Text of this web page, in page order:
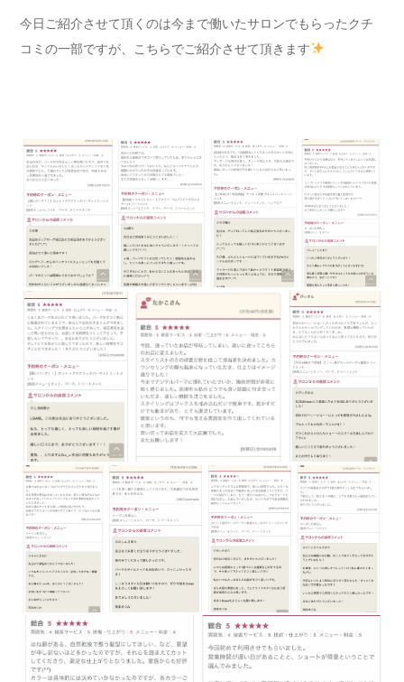
今日ご紹介させて頂くのは今まで働いたサロンでもらったクチ
コミの一部ですが、こちらでご紹介させて頂きます